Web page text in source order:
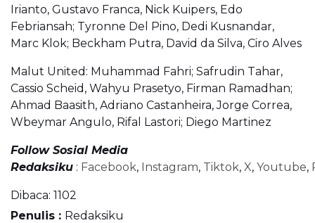
Irianto, Gustavo Franca, Nick Kuipers, Edo
Febriansah; Tyronne Del Pino, Dedi Kusnandar,
Marc Klok; Beckham Putra, David da Silva, Ciro Alves
Malut United: Muhammad Fahri; Safrudin Tahar,
Cassio Scheid, Wahyu Prasetyo, Firman Ramadhan;
Ahmad Baasith, Adriano Castanheira, Jorge Correa,
Wbeymar Angulo, Rifal Lastori; Diego Martinez
Follow Sosial Media
Redaksiku : Facebook, Instagram, Tiktok, X, Youtube,
Dibaca: 1102
Penulis : Redaksiku